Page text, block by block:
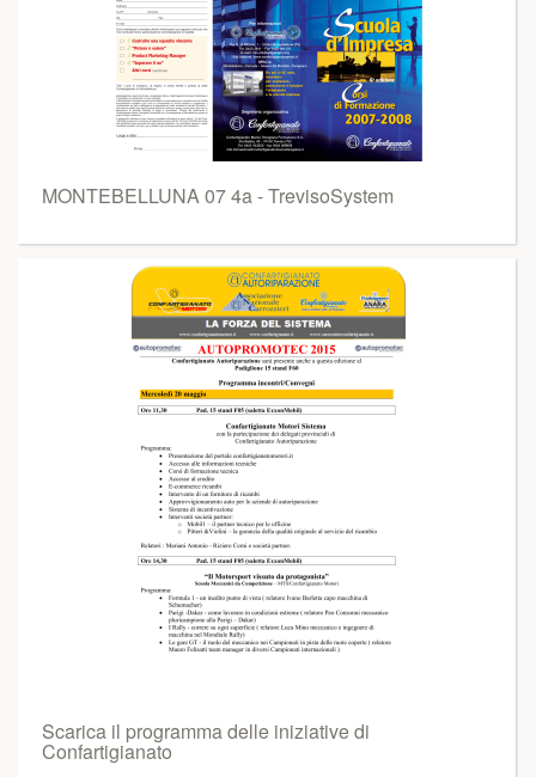
MONTEBELLUNA 07 4a - TrevisoSystem
Scarica il programma delle iniziative di
Confartigianato